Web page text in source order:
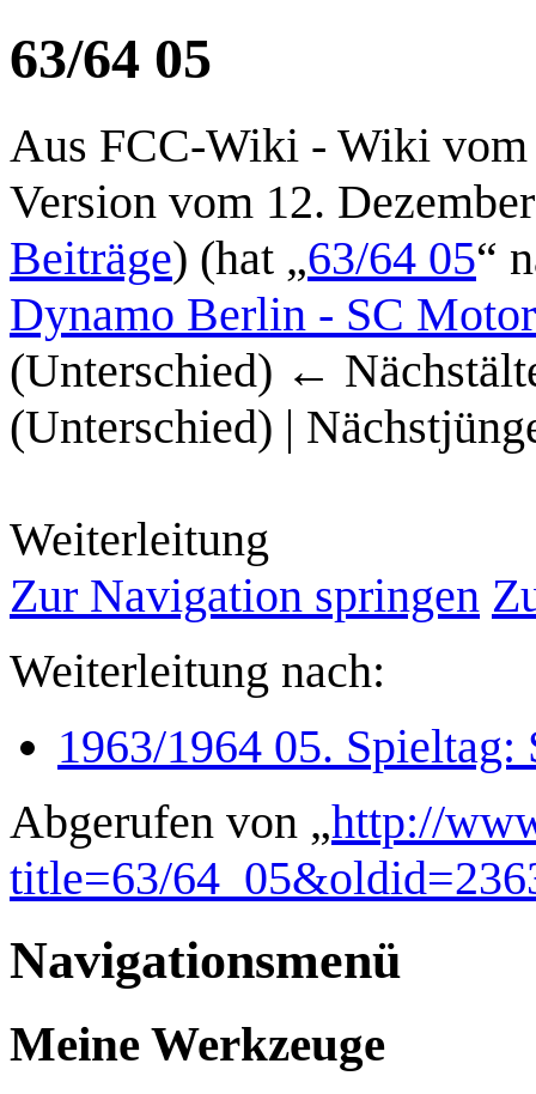
63/64 05
Aus FCC-Wiki - Wiki vom
Version vom 12.
Beiträge) (hat „63/64 05“
Dynamo Berlin - SC
(Unterschied) ←
(Unterschied) |
Weiterleitung
Zur Navigation springen
Weiterleitung nach:
1963/1964 05.
Abgerufen von „http://
title=63/
Navigationsmenü
Meine Werkzeuge